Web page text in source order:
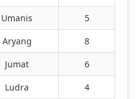
Umanis
5
Aryang
8
Jumat
6
Ludra
4